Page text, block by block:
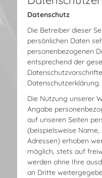
Datenschutz
Die Betreiber dieser
persönlichen Daten
personenbezogenen
entsprechend der
Datenschutzerklärung.
Die Nutzung unserer
Angabe
auf unseren Seiten
(beispielsweise
Adressen) erhoben
möglich, stets auf
werden ohne Ihre
an Dritte